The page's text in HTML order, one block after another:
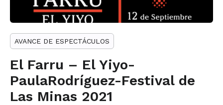
AVANCE DE ESPECTÁCULOS
El Farru – El Yiyo-
PaulaRodríguez-Festival de
Las Minas 2021